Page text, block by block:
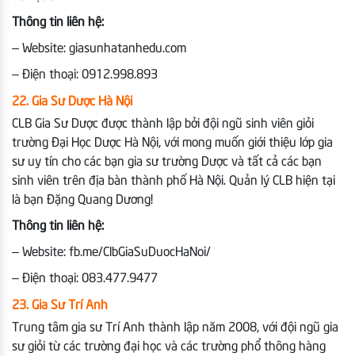
Thông tin liên hệ:
– Website: giasunhatanhedu.com
– Điện thoại: 0912.998.893
22. Gia Sư Dược Hà Nội
CLB Gia Sư Dược được thành lập bởi đội ngũ sinh viên giỏi
trường Đại Học Dược Hà Nội, với mong muốn giới thiệu lớp gia
sư uy tín cho các bạn gia sư trường Dược và tất cả các bạn
sinh viên trên địa bàn thành phố Hà Nội. Quản lý CLB hiện tại
là bạn Đặng Quang Dương!
Thông tin liên hệ:
– Website: fb.me/ClbGiaSuDuocHaNoi/
– Điện thoại: 083.477.9477
23. Gia Sư Trí Anh
Trung tâm gia sư Trí Anh thành lập năm 2008, với đội ngũ gia
sư giỏi từ các trường đại học và các trường phổ thông hàng